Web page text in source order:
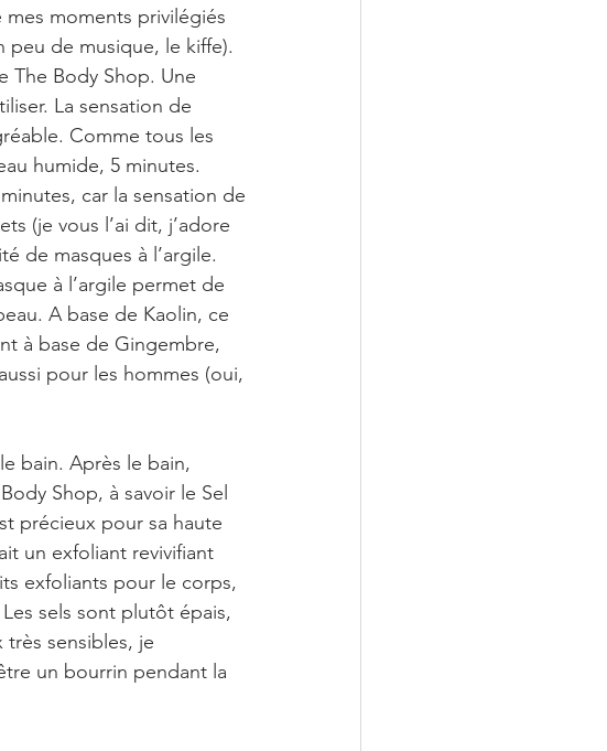
moments privilégiés
peu de musique, le kiffe).
The Body Shop. Une
La sensation de
Comme tous les
humide, 5 minutes.
car la sensation de
(je vous l’ai dit, j’adore
de masques à l’argile.
à l’argile permet de
A base de Kaolin, ce
à base de Gingembre,
pour les hommes (oui,
bain. Après le bain,
Shop, à savoir le Sel
précieux pour sa haute
un exfoliant revivifiant
exfoliants pour le corps,
sels sont plutôt épais,
sensibles, je
un bourrin pendant la